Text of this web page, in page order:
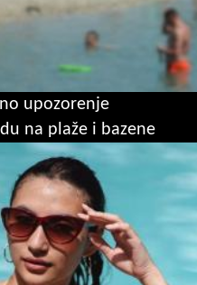
upozorenje
na plaže i bazene